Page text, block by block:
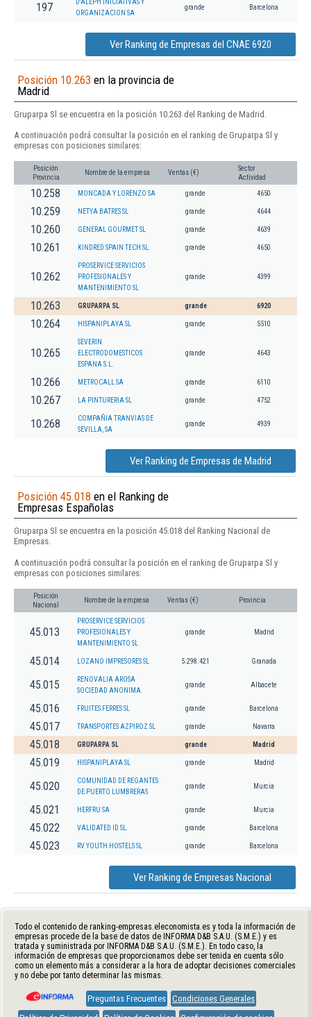
197
D'ALEPH INICIATIVAS Y
ORGANIZACION SA
grande Barcelona
Ver Ranking de Empresas del CNAE 6920
Posición 10.263 en la provincia de
Madrid
Gruparpa Sl se encuentra en la posición 10.263 del Ranking de Madrid.
A continuación podrá consultar la posición en el ranking de Gruparpa Sl y
empresas con posiciones similares:
Posición
Provincia
Nombre de la empresa Ventas (€)
Sector
Actividad
10.258 MONCADA Y LORENZO SA grande 4650
10.259 NETYA BATRES SL grande 4644
10.260 GENERAL GOURMET SL grande 4639
10.261 KINDRED SPAIN TECH SL. grande 4650
10.262
PROSERVICE SERVICIOS
PROFESIONALES Y
MANTENIMIENTO SL
grande 4399
10.263 GRUPARPA SL grande 6920
10.264 HISPANIPLAYA SL grande 5510
10.265
SEVERIN
ELECTRODOMESTICOS
ESPANA S.L.
grande 4643
10.266 METROCALL SA grande 6110
10.267 LA PINTURERIA SL grande 4752
10.268
COMPAÑIA TRANVIAS DE
SEVILLA, SA
grande 4939
Ver Ranking de Empresas de Madrid
Posición 45.018 en el Ranking de
Empresas Españolas
Gruparpa Sl se encuentra en la posición 45.018 del Ranking Nacional de
Empresas.
A continuación podrá consultar la posición en el ranking de Gruparpa Sl y
empresas con posiciones similares:
Posición
Nacional
Nombre de la empresa Ventas (€) Provincia
45.013
PROSERVICE SERVICIOS
PROFESIONALES Y
MANTENIMIENTO SL
grande Madrid
45.014 LOZANO IMPRESORES SL 5.298.421 Granada
45.015
RENOVALIA AROSA
SOCIEDAD ANONIMA.
grande Albacete
45.016 FRUITES FERRES SL grande Barcelona
45.017 TRANSPORTES AZPIROZ SL grande Navarra
45.018 GRUPARPA SL grande Madrid
45.019 HISPANIPLAYA SL grande Madrid
45.020
COMUNIDAD DE REGANTES
DE PUERTO LUMBRERAS
grande Murcia
45.021 HERFRU SA grande Murcia
45.022 VALIDATED ID SL. grande Barcelona
45.023 RV YOUTH HOSTELS SL grande Barcelona
Ver Ranking de Empresas Nacional
Todo el contenido de ranking-empresas.eleconomista.es y toda la información de
empresas procede de la base de datos de INFORMA D&B S.A.U. (S.M.E.) y es
tratada y suministrada por INFORMA D&B S.A.U. (S.M.E.). En todo caso, la
información de empresas que proporcionamos debe ser tenida en cuenta sólo
como un elemento más a considerar a la hora de adoptar decisiones comerciales
y no debe por tanto determinar las mismas.
Preguntas Frecuentes Condiciones Generales